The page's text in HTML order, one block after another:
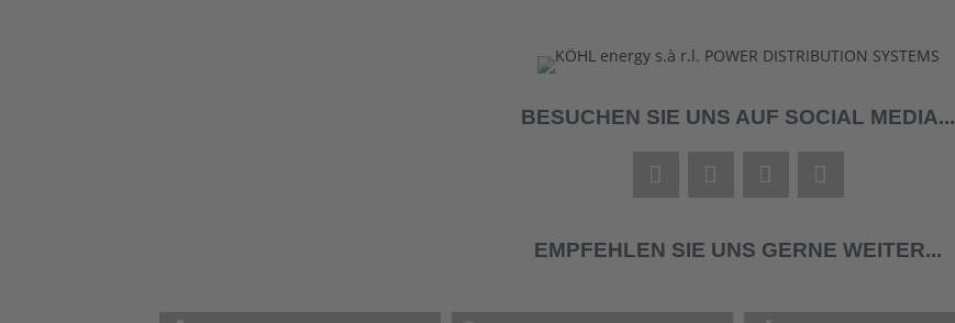
BESUCHEN SIE UNS AUF SOCIAL MEDIA...
EMPFEHLEN SIE UNS GERNE WEITER...